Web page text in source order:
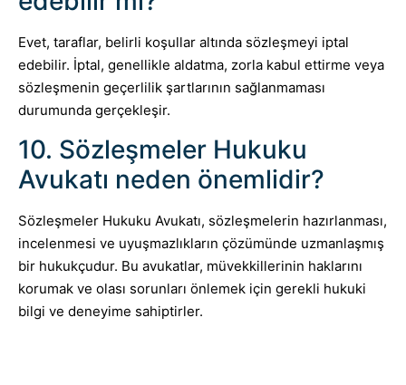
Evet, taraflar, belirli koşullar altında sözleşmeyi iptal
edebilir. İptal, genellikle aldatma, zorla kabul ettirme veya
sözleşmenin geçerlilik şartlarının sağlanmaması
durumunda gerçekleşir.
10. Sözleşmeler Hukuku
Avukatı neden önemlidir?
Sözleşmeler Hukuku Avukatı, sözleşmelerin hazırlanması,
incelenmesi ve uyuşmazlıkların çözümünde uzmanlaşmış
bir hukukçudur. Bu avukatlar, müvekkillerinin haklarını
korumak ve olası sorunları önlemek için gerekli hukuki
bilgi ve deneyime sahiptirler.